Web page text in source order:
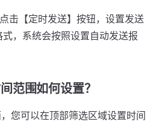
击【定时发送】按钮，设置发送
，系统会按照设置自动发送报
范围如何设置？
您可以在顶部筛选区域设置时间